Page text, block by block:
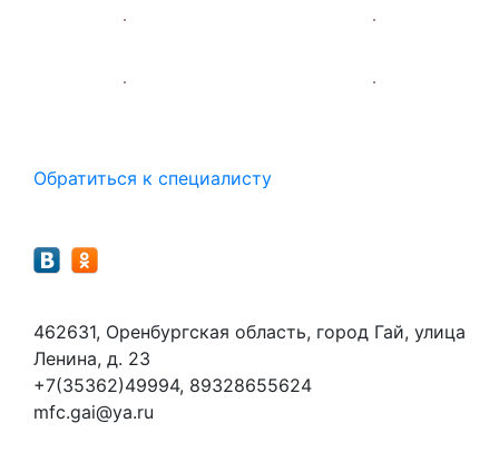
Обратиться к специалисту
462631, Оренбургская область, город Гай, улица
Ленина, д. 23
+7(35362)49994, 89328655624
mfc.gai@ya.ru